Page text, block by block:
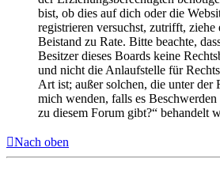
bist, ob dies auf dich oder die
registrieren versuchst, zutrifft, ziehe
Beistand zu Rate. Bitte beachte,
Besitzer dieses Boards keine
und nicht die Anlaufstelle für
Art ist; außer solchen, die unter der
mich wenden, falls es
zu diesem Forum gibt?“ behandelt
Nach oben